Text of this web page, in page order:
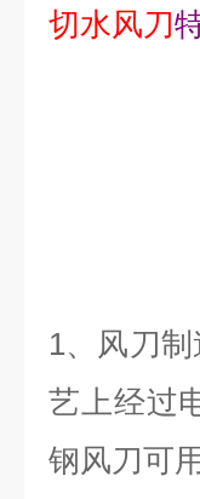
切水风刀
1、风刀
艺上经过
钢风刀可